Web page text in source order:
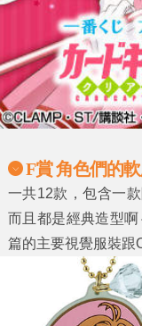
F賞 角色們的
一共12款，包含一
而且都是經典造型
篇的主要視覺服裝跟